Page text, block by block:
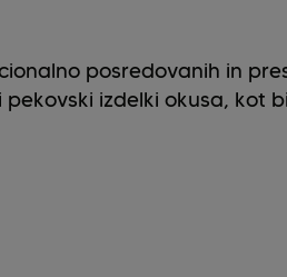
posredovanih in
izdelki okusa, kot